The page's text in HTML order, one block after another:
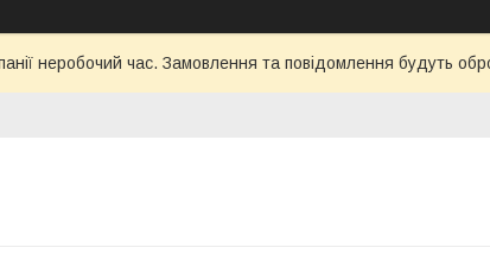
неробочий час. Замовлення та повідомлення будуть